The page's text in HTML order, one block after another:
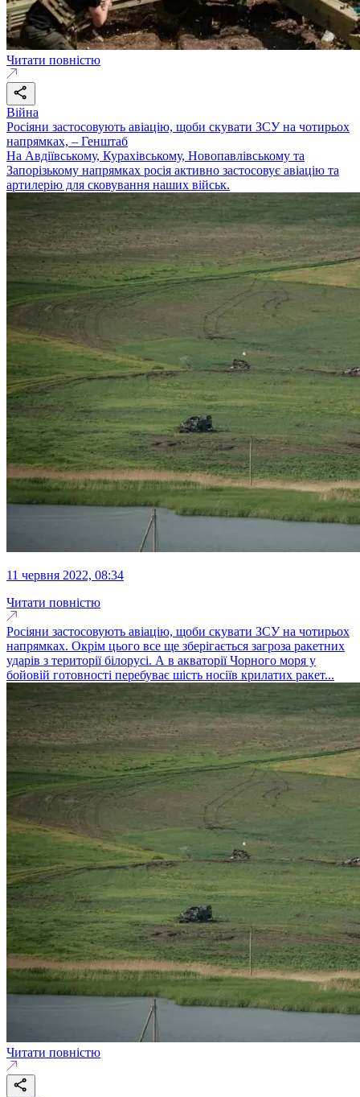
Читати повністю
Війна
Росіяни застосовують авіацію, щоби скувати ЗСУ на чотирьох
напрямках, – Генштаб
На Авдіївському, Курахівському, Новопавлівському та
Запорізькому напрямках росія активно застосовує авіацію та
артилерію для сковування наших військ.
11 червня 2022, 08:34
Читати повністю
Росіяни застосовують авіацію, щоби скувати ЗСУ на чотирьох
напрямках. Окрім цього все ще зберігається загроза ракетних
ударів з території білорусі. А в акваторії Чорного моря у
бойовій готовності перебуває шість носіїв крилатих ракет...
Читати повністю